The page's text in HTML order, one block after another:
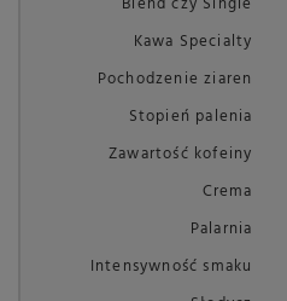
Kawa Specialty
Pochodzenie ziaren
Stopień palenia
Zawartość kofeiny
Crema
Palarnia
Intensywność smaku